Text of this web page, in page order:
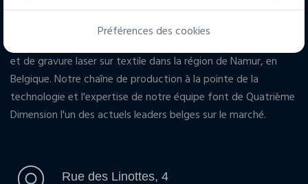
depuis 1998 !
et de gravure laser sur textile dans la région de Namur, en
Belgique. Notre chaîne de production à la pointe de la
technologie et l'expertise de notre équipe font de Quatrième
Dimension l'un des actuels leaders belges sur le marché.
Rue des Linottes, 4
Préférences des cookies